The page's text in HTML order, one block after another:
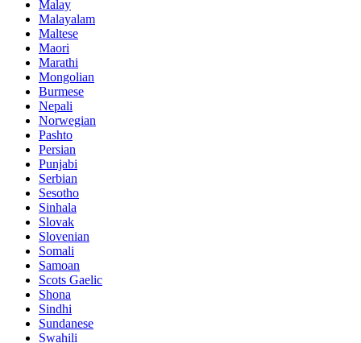
Malay
Malayalam
Maltese
Maori
Marathi
Mongolian
Burmese
Nepali
Norwegian
Pashto
Persian
Punjabi
Serbian
Sesotho
Sinhala
Slovak
Slovenian
Somali
Samoan
Scots Gaelic
Shona
Sindhi
Sundanese
Swahili